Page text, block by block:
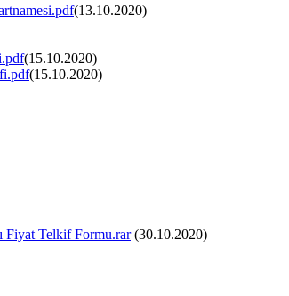
(13.10.2020)
(15.10.2020)
(15.10.2020)
Fiyat Telkif Formu.rar(30.10.2020)